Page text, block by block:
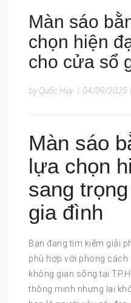
Màn sáo
chọn hiện
cho cửa sổ
by Quốc Huy | 04/09/2025 |
Màn sáo
lựa chọn
sang
gia đình
Bạn đang tìm kiếm giải
phù hợp với phong cách
không gian sống tại
thông minh nhưng lại